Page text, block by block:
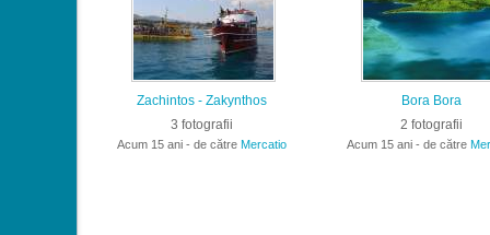
Zachintos - Zakynthos
3 fotografii
Acum 15 ani - de cătreMercatio
Bora Bora
2 fotografii
Acum 15 ani - de către